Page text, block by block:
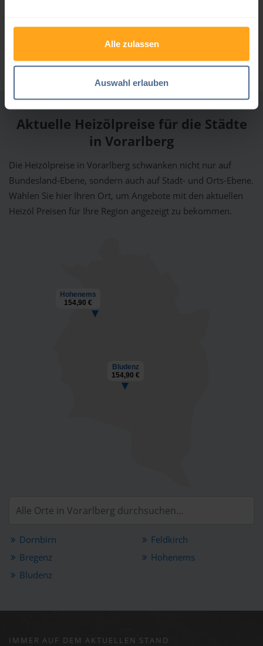
Alle zulassen
Auswahl erlauben
Aktuelle Heizölpreise für die Städte
in Vorarlberg
Die Heizölpreise in Vorarlberg schwanken nicht nur auf
Bundesland-Ebene, sondern auch auf Stadt- und Orts-Ebene.
Wählen Sie hier Ihren Ort, um Angebote mit den aktuellen
Heizöl Preisen für Ihre Region angezeigt zu bekommen.
Hohenems
154,90 €
Bludenz
154,90 €
Dornbirn
Feldkirch
Bregenz
Hohenems
Bludenz
IMMER AUF DEM AKTUELLEN STAND